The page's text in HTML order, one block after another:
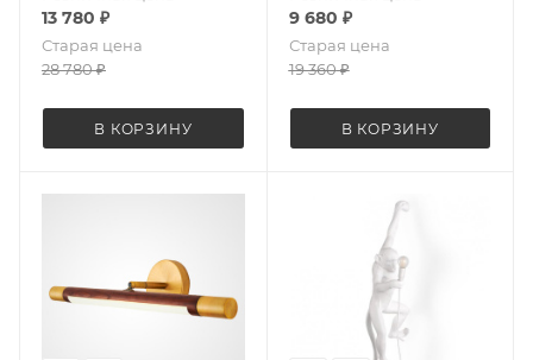
13 780 ₽
Старая цена
28 780₽
В КОРЗИНУ
9 680 ₽
Старая цена
19 360₽
В КОРЗИНУ